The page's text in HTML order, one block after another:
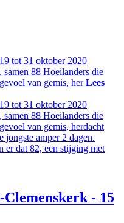
tot 31 oktober 2020
88 Hoeilanders die
van gemis, herLees
tot 31 oktober 2020
88 Hoeilanders die
van gemis, herdacht
jongste amper 2 dagen.
er dat 82, een stijging met
Clemenskerk - 15